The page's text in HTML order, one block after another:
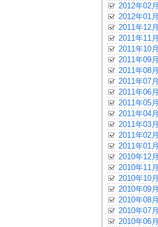
2012年02月
2012年01月
2011年12月
2011年11月
2011年10月
2011年09月
2011年08月
2011年07月
2011年06月
2011年05月
2011年04月
2011年03月
2011年02月
2011年01月
2010年12月
2010年11月
2010年10月
2010年09月
2010年08月
2010年07月
2010年06月